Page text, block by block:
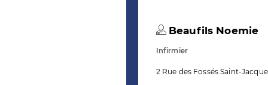
Beaufils Noemie
Infirmier
2 Rue des Fossés Saint-